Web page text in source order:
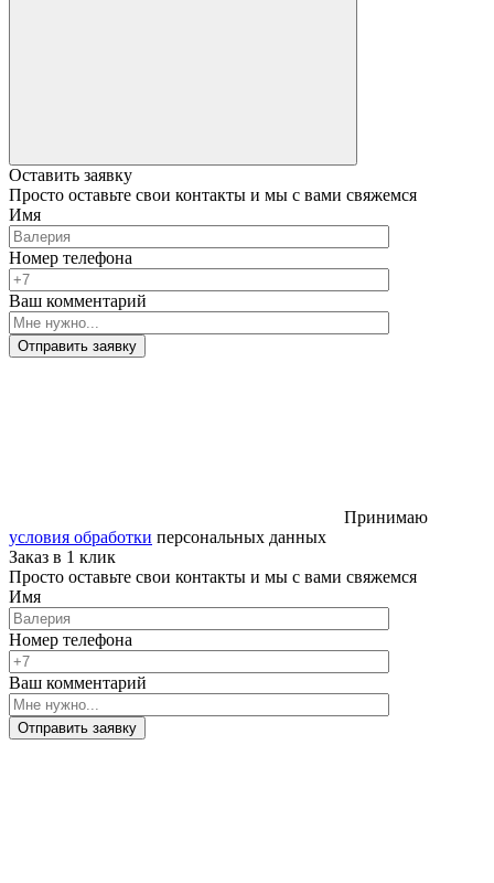
Оставить заявку
Просто оставьте свои контакты и мы с вами свяжемся
Имя
Номер телефона
Ваш комментарий
Отправить заявку
Принимаю
условия обработки персональных данных
Заказ в 1 клик
Просто оставьте свои контакты и мы с вами свяжемся
Имя
Номер телефона
Ваш комментарий
Отправить заявку